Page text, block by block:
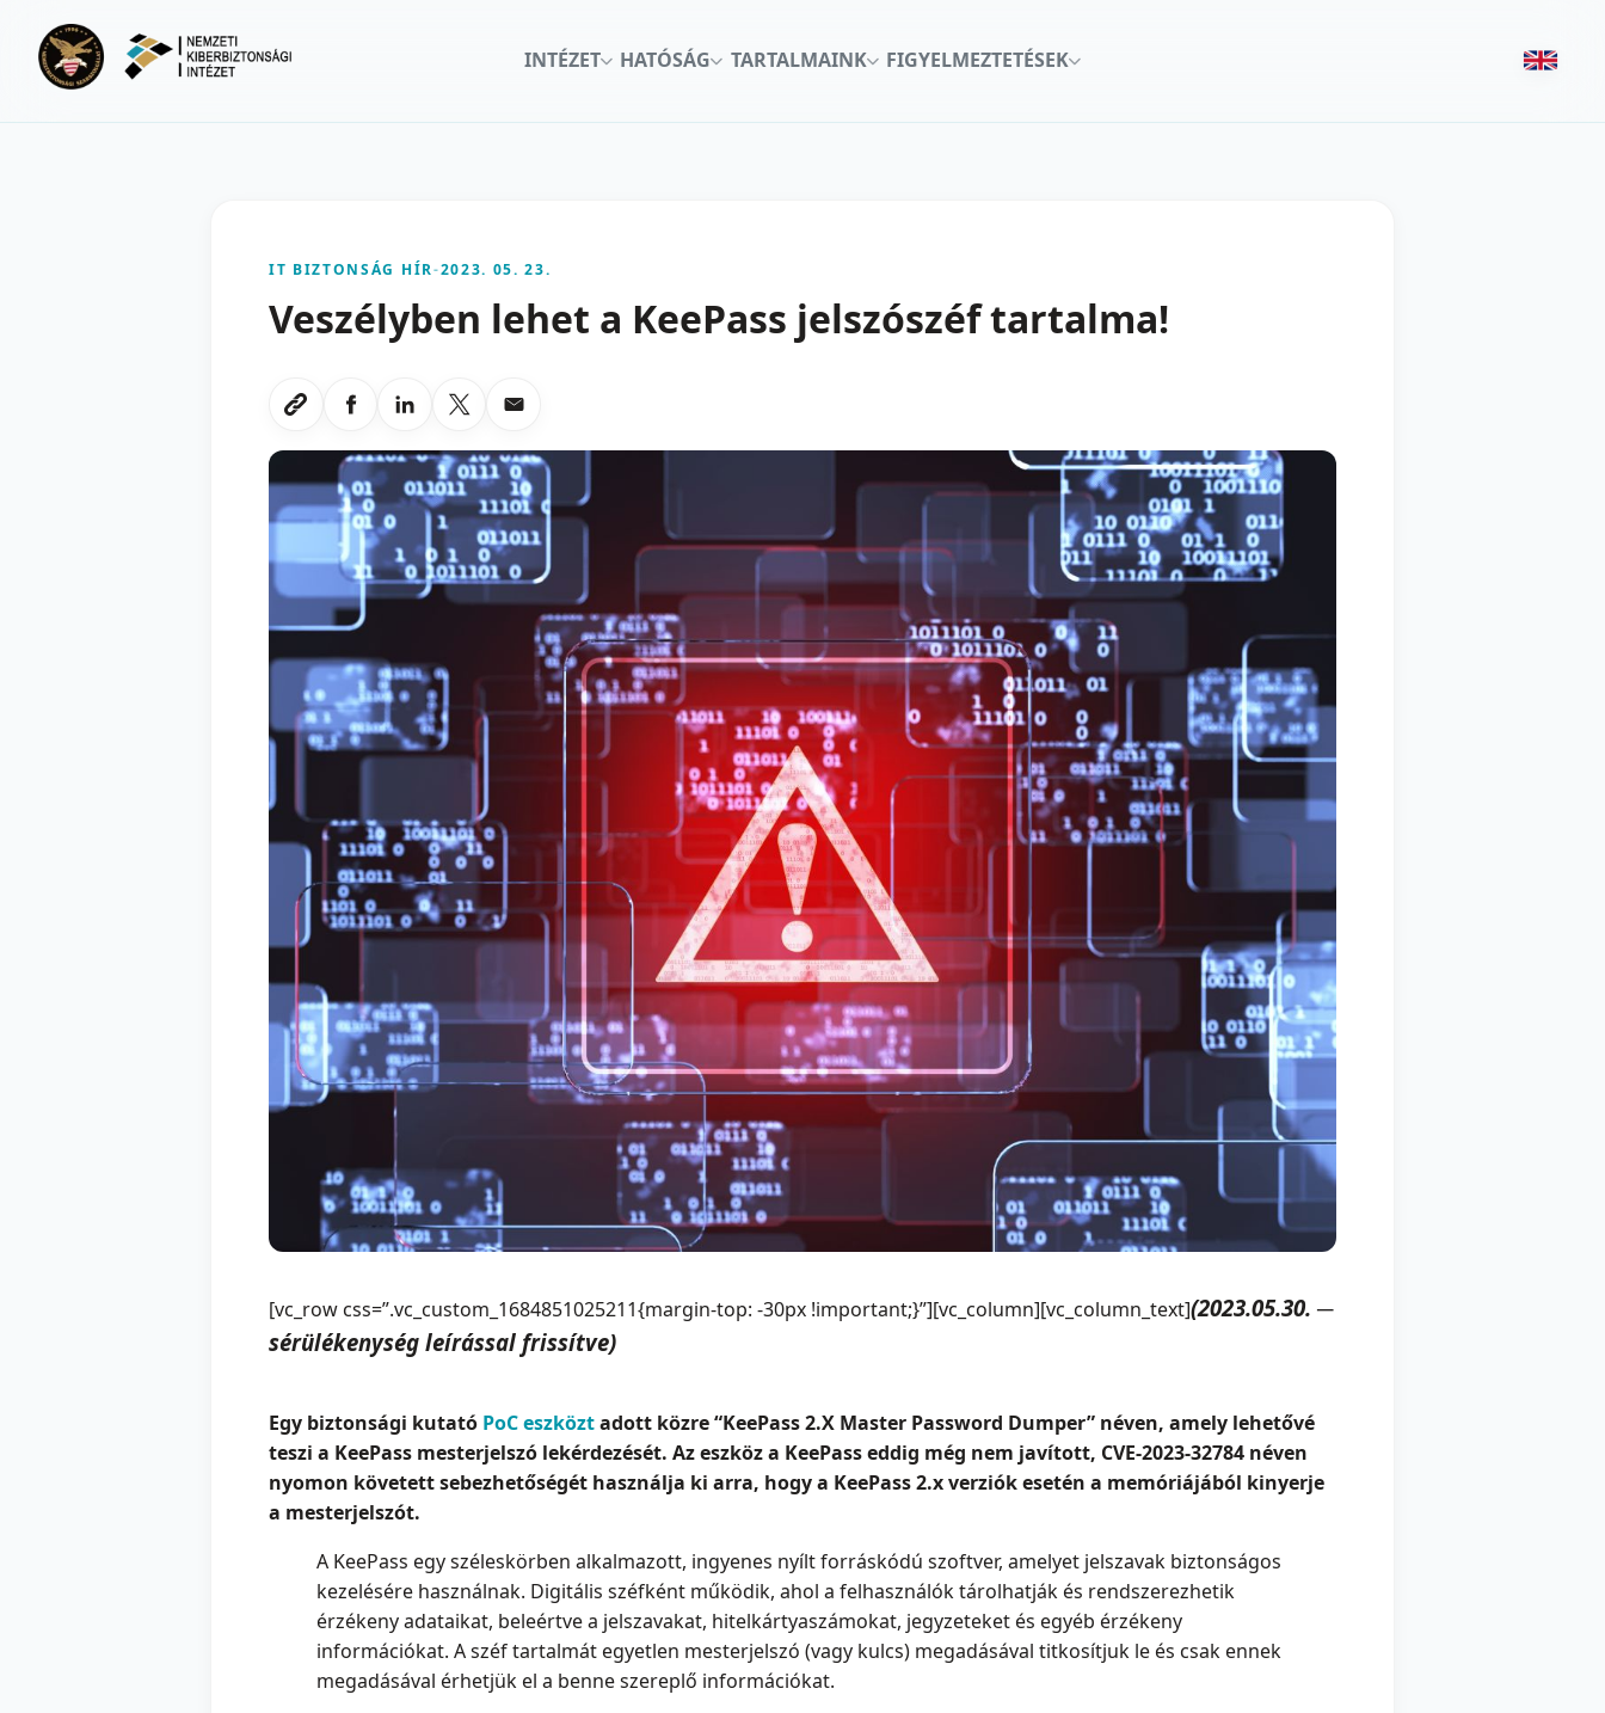
INTÉZET
HATÓSÁG TARTALMAINK FIGYELMEZTETÉSEK
IT BIZTONSÁG HÍR-2023. 05. 23.
Veszélyben lehet a KeePass jelszószéf tartalma!
Link masolasa
Megosztas Facebookon
Megosztas LinkedInen
Megosztas X-en
Megosztas emailben
[vc_row css=”.vc_custom_1684851025211{margin-top: -30px !important;}”][vc_column][vc_column_text](2023.05.30. ─
sérülékenység leírással frissítve)
Egy biztonsági kutató PoC eszköztadott közre “KeePass 2.X Master Password Dumper” néven, amely lehetővé
teszi a KeePass mesterjelszó lekérdezését. Az eszköz a KeePass eddig még nem javított, CVE-2023-32784 néven
nyomon követett sebezhetőségét használja ki arra, hogy a KeePass 2.x verziók esetén a memóriájából kinyerje
a mesterjelszót.
A KeePass egy széleskörben alkalmazott, ingyenes nyílt forráskódú szoftver, amelyet jelszavak biztonságos
kezelésére használnak. Digitális széfként működik, ahol a felhasználók tárolhatják és rendszerezhetik
érzékeny adataikat, beleértve a jelszavakat, hitelkártyaszámokat, jegyzeteket és egyéb érzékeny
információkat. A széf tartalmát egyetlen mesterjelszó (vagy kulcs) megadásával titkosítjuk le és csak ennek
megadásával érhetjük el a benne szereplő információkat.